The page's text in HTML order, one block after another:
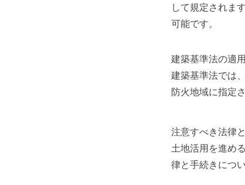
して規定されま
可能です。
建築基準法の適用
建築基準法では
防火地域に指定
注意すべき法律
土地活用を進め
律と手続きにつ